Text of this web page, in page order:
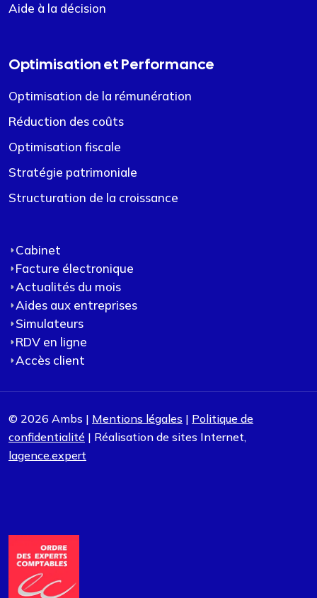
Aide à la décision
Optimisation et Performance
Optimisation de la rémunération
Réduction des coûts
Optimisation fiscale
Stratégie patrimoniale
Structuration de la croissance
Cabinet
Facture électronique
Actualités du mois
Aides aux entreprises
Simulateurs
RDV en ligne
Accès client
© 2026 Ambs | Mentions légales | Politique de
confidentialité | Réalisation de sites Internet,
lagence.expert